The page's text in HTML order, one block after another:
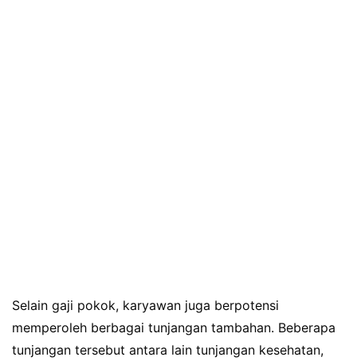
Selain gaji pokok, karyawan juga berpotensi
memperoleh berbagai tunjangan tambahan. Beberapa
tunjangan tersebut antara lain tunjangan kesehatan,